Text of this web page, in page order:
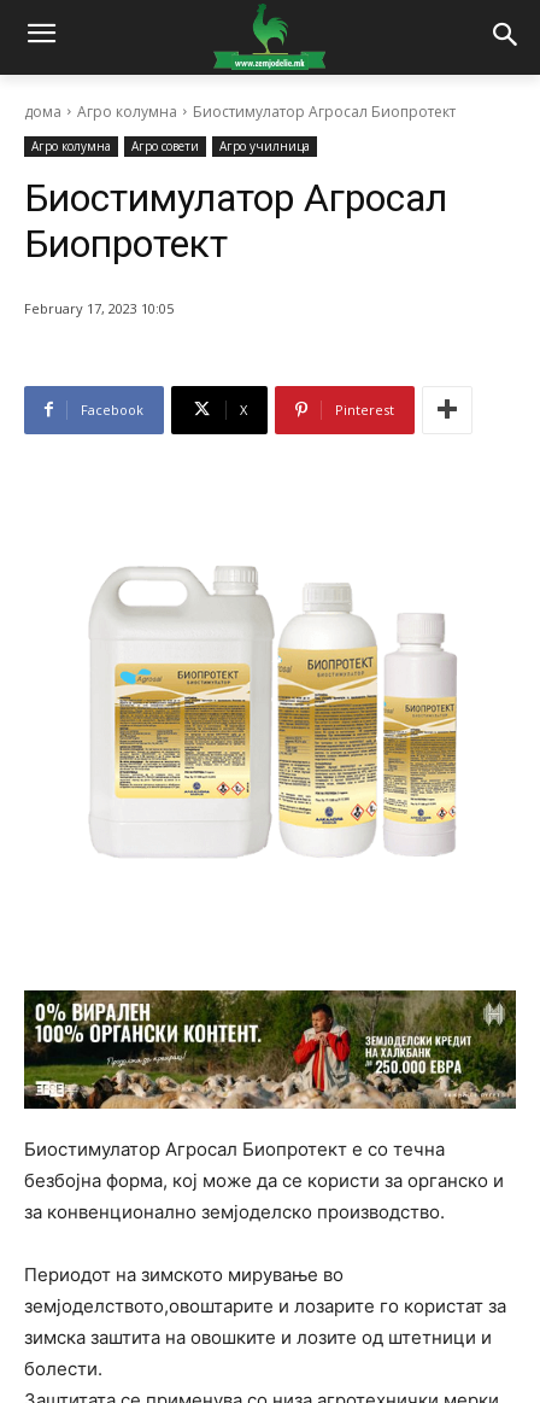
дома Агро колумна Биостимулатор Агросал Биопротект
Агро колумна Агро совети Агро училница
Биостимулатор Агросал
Биопротект
February 17, 2023 10:05
Facebook X Pinterest
Биостимулатор Агросал Биопротект е со течна
безбојна форма, кој може да се користи за органско и
за конвенционално земјоделско производство.
Периодот на зимското мирување во
земјоделството,овоштарите и лозарите го користат за
зимска заштита на овошките и лозите од штетници и
болести.